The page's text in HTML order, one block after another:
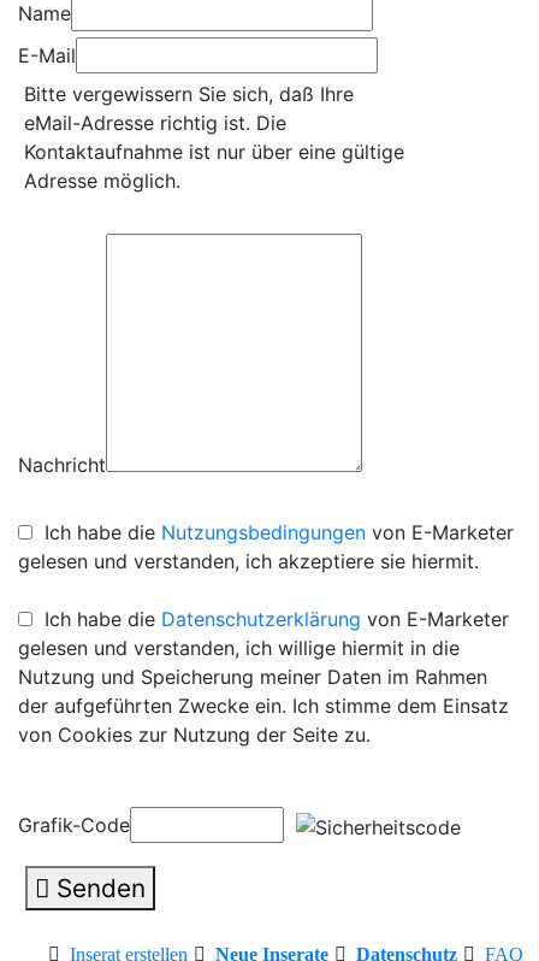
Name
E-Mail
Bitte vergewissern Sie sich, daß Ihre
eMail-Adresse richtig ist. Die
Kontaktaufnahme ist nur über eine gültige
Adresse möglich.
Nachricht
Ich habe die Nutzungsbedingungen von E-Marketer
gelesen und verstanden, ich akzeptiere sie hiermit.
Ich habe die Datenschutzerklärung von E-Marketer
gelesen und verstanden, ich willige hiermit in die
Nutzung und Speicherung meiner Daten im Rahmen
der aufgeführten Zwecke ein. Ich stimme dem Einsatz
von Cookies zur Nutzung der Seite zu.
Grafik-Code
Senden
Inserat erstellen Neue Inserate Datenschutz FAQ